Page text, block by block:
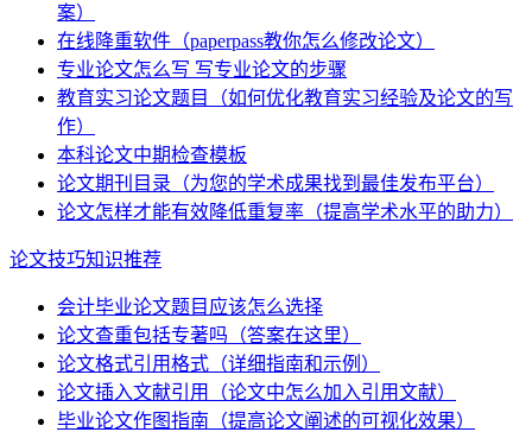
案）
在线降重软件（paperpass教你怎么修改论文）
专业论文怎么写 写专业论文的步骤
教育实习论文题目（如何优化教育实习经验及论文的写
作）
本科论文中期检查模板
论文期刊目录（为您的学术成果找到最佳发布平台）
论文怎样才能有效降低重复率（提高学术水平的助力）
论文技巧知识推荐
会计毕业论文题目应该怎么选择
论文查重包括专著吗（答案在这里）
论文格式引用格式（详细指南和示例）
论文插入文献引用（论文中怎么加入引用文献）
毕业论文作图指南（提高论文阐述的可视化效果）